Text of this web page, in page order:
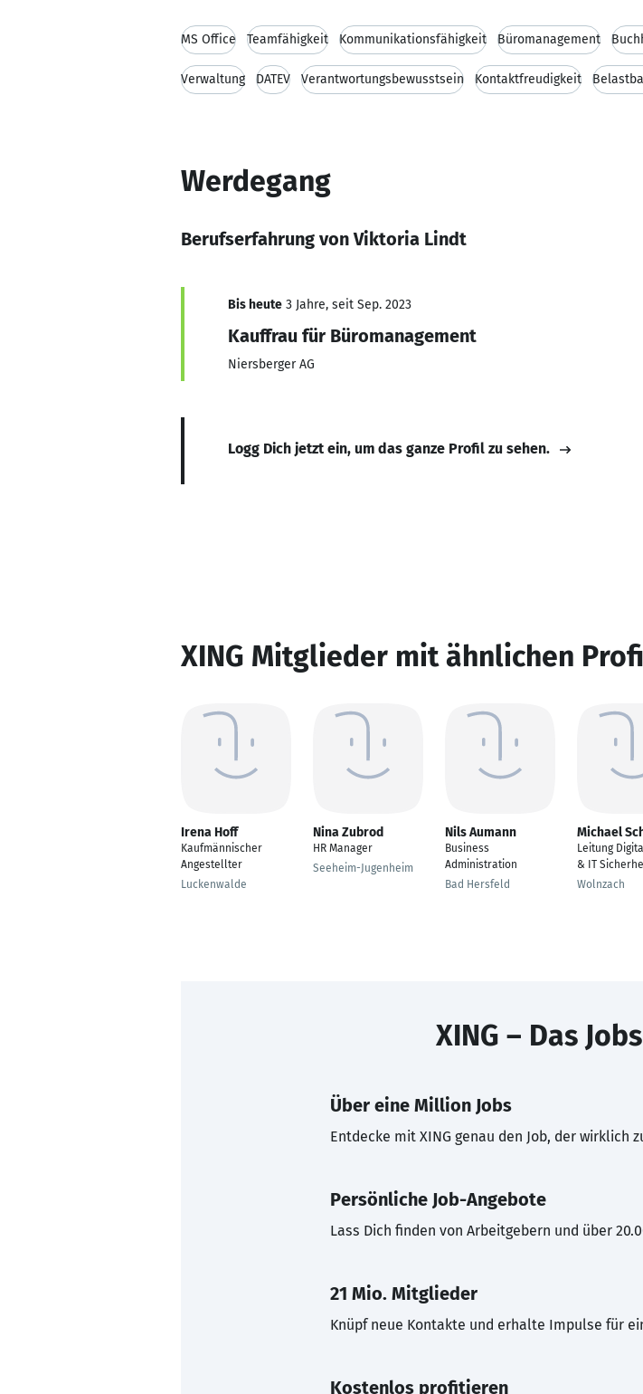
MS Office Teamfähigkeit Kommunikationsfähigkeit Büromanagement
Verwaltung DATEV Verantwortungsbewusstsein Kontaktfreudigkeit
Werdegang
Berufserfahrung von Viktoria Lindt
Bis heute 3 Jahre, seit Sep. 2023
Kauffrau für Büromanagement
Niersberger AG
Logg Dich jetzt ein, um das ganze Profil zu sehen.
XING Mitglieder mit ähnlichen
Irena Hoff
Kaufmännischer
Angestellter
Luckenwalde
Nina Zubrod
HR Manager
Seeheim-Jugenheim
Nils Aumann
Business
Administration
Bad Hersfeld
Michael
Leitung
& IT
Wolnzach
XING – Das
Über eine Million Jobs
Entdecke mit XING genau den Job, der wirklich
Persönliche Job-Angebote
Lass Dich finden von Arbeitgebern und über
21 Mio. Mitglieder
Knüpf neue Kontakte und erhalte Impulse für
Kostenlos profitieren